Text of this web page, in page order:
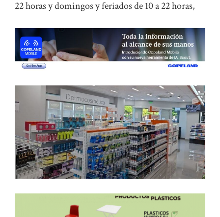
22 horas y domingos y feriados de 10 a 22 horas,